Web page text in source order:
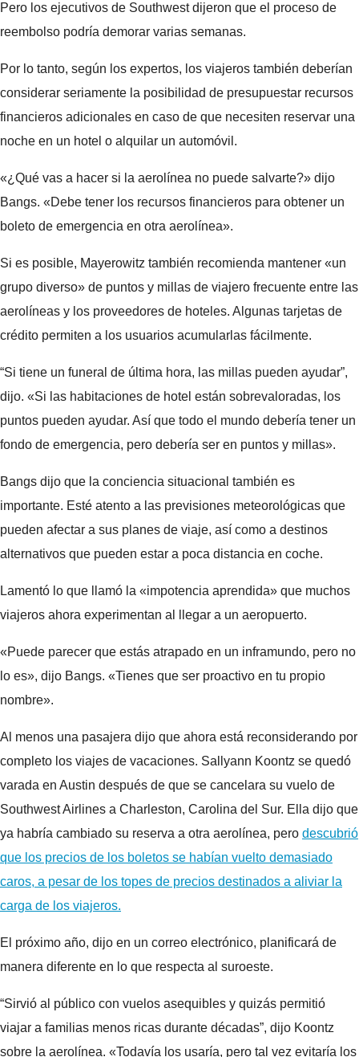
Pero los ejecutivos de Southwest dijeron que el proceso de
reembolso podría demorar varias semanas.
Por lo tanto, según los expertos, los viajeros también deberían
considerar seriamente la posibilidad de presupuestar recursos
financieros adicionales en caso de que necesiten reservar una
noche en un hotel o alquilar un automóvil.
«¿Qué vas a hacer si la aerolínea no puede salvarte?» dijo
Bangs. «Debe tener los recursos financieros para obtener un
boleto de emergencia en otra aerolínea».
Si es posible, Mayerowitz también recomienda mantener «un
grupo diverso» de puntos y millas de viajero frecuente entre las
aerolíneas y los proveedores de hoteles. Algunas tarjetas de
crédito permiten a los usuarios acumularlas fácilmente.
“Si tiene un funeral de última hora, las millas pueden ayudar”,
dijo. «Si las habitaciones de hotel están sobrevaloradas, los
puntos pueden ayudar. Así que todo el mundo debería tener un
fondo de emergencia, pero debería ser en puntos y millas».
Bangs dijo que la conciencia situacional también es
importante. Esté atento a las previsiones meteorológicas que
pueden afectar a sus planes de viaje, así como a destinos
alternativos que pueden estar a poca distancia en coche.
Lamentó lo que llamó la «impotencia aprendida» que muchos
viajeros ahora experimentan al llegar a un aeropuerto.
«Puede parecer que estás atrapado en un inframundo, pero no
lo es», dijo Bangs. «Tienes que ser proactivo en tu propio
nombre».
Al menos una pasajera dijo que ahora está reconsiderando por
completo los viajes de vacaciones. Sallyann Koontz se quedó
varada en Austin después de que se cancelara su vuelo de
Southwest Airlines a Charleston, Carolina del Sur. Ella dijo que
ya habría cambiado su reserva a otra aerolínea, pero descubrió
que los precios de los boletos se habían vuelto demasiado
caros, a pesar de los topes de precios destinados a aliviar la
carga de los viajeros.
El próximo año, dijo en un correo electrónico, planificará de
manera diferente en lo que respecta al suroeste.
“Sirvió al público con vuelos asequibles y quizás permitió
viajar a familias menos ricas durante décadas”, dijo Koontz
sobre la aerolínea. «Todavía los usaría, pero tal vez evitaría los